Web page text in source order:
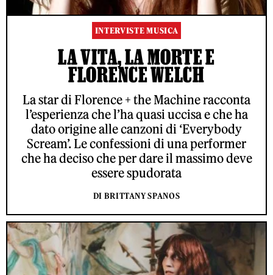
INTERVISTE MUSICA
LA VITA, LA MORTE E
FLORENCE WELCH
La star di Florence + the Machine racconta
l’esperienza che l’ha quasi uccisa e che ha
dato origine alle canzoni di ‘Everybody
Scream’. Le confessioni di una performer
che ha deciso che per dare il massimo deve
essere spudorata
DI BRITTANY SPANOS